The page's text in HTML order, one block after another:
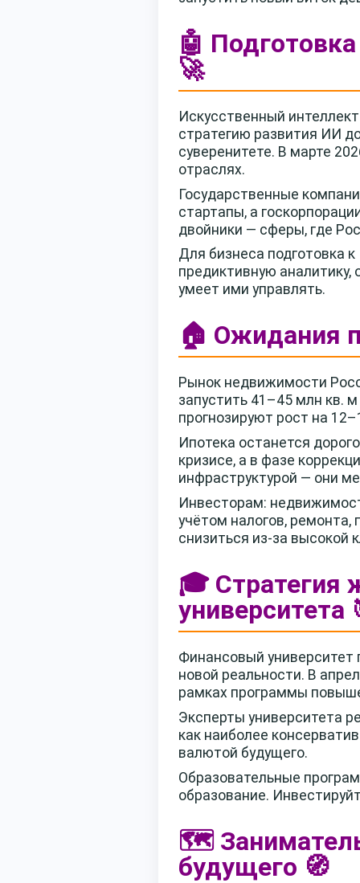
🤖
🚀
Искусственный
стратегию развития ИИ
суверенитете. В марте
отраслях.
Государственные
стартапы, а
двойники — сферы, где
Для бизнеса подготовка
предиктивную аналитику,
умеет ими управлять.
🏠 Ожидания
Рынок недвижимости
запустить 41–45 млн кв.
прогнозируют рост на
Ипотека останется
кризисе, а в фазе
инфраструктурой — они
Инвесторам:
учётом налогов, ремонта,
снизиться из-за высокой
🎓 Стратегия
университета
Финансовый университет
новой реальности. В
рамках программы
Эксперты университета
как наиболее
валютой будущего.
Образовательные
образование.
🗺️
будущего 🧭